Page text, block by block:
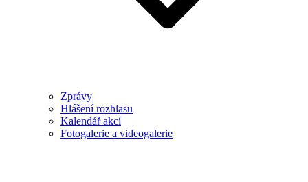
Zprávy
Hlášení rozhlasu
Kalendář akcí
Fotogalerie a videogalerie